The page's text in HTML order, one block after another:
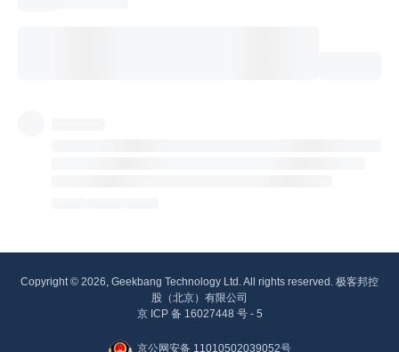
Copyright © 2026, Geekbang Technology Ltd. All rights reserved. 极客邦控
股（北京）有限公司
京 ICP 备 16027448 号 - 5
京公网安备 11010502039052号